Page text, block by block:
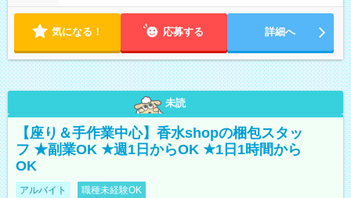
気になる！ 応募する 詳細へ
未読
【座り＆手作業中心】香水shopの梱包スタッ
フ ★副業OK ★週1日からOK ★1日1時間から
OK
アルバイト 職種未経験OK